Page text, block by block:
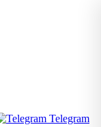
Telegram